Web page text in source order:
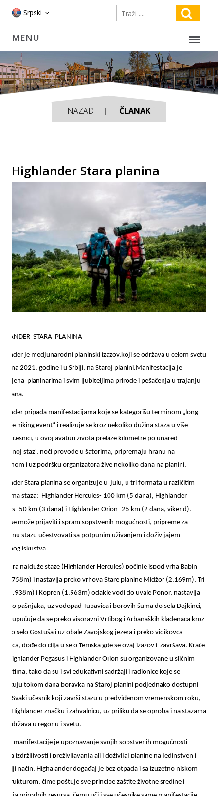
Srpski
NAZAD ČLANAK
Highlander Stara planina
STARA PLANINA
je medjunarodni planinski izazov,koji se održava u celom svetu
juna 2021. godine i u Srbiji, na Staroj planini.Manifestacija je
planinarima i svim ljubiteljima prirode i pešačenja u trajanju
dana.
pripada manifestacijama koje se kategorišu terminom „long-
hiking event“ i realizuje se kroz nekoliko dužina staza u više
u ovoj avaturi života prelaze kilometre po unared
stazi, noći provode u šatorima, pripremaju hranu na
i uz podršku organizatora žive nekoliko dana na planini.
Stara planina se organizuje u julu, u tri formata u različitim
staza: Highlander Hercules- 100 km (5 dana), Highlander
50 km (3 dana) i Highlander Orion- 25 km (2 dana, vikend).
se može prijaviti i spram sopstvenih mogućnosti, pripreme za
stazu učestvovati sa potpunim uživanjem i doživljajem
iskustva.
najduže staze (Highlander Hercules) počinje ispod vrha Babin
(1.758m) i nastavlja preko vrhova Stare planine Midžor (2.169m), Tri
(1.938m) i Kopren (1.963m) odakle vodi do uvale Ponor, nastavlja
pašnjaka, uz vodopad Tupavica i borovih šuma do sela Dojkinci,
upućuje da se preko visoravni Vrtibog i Arbanaških kladenaca kroz
selo Gostuša i uz obale Zavojskog jezera i preko vidikovca
dođe do cilja u selo Temska gde se ovaj izazov i završava. Kraće
Highlander Pegasus i Highlander Orion su organizovane u sličnim
tako da su i svi edukativni sadržaji i radionice koje se
tokom dana boravka na Staroj planini podjednako dostupni
Svaki učesnik koji završi stazu u predviđenom vremenskom roku,
Highlander značku i zahvalnicu, uz priliku da se oproba i na stazama
država u regonu i svetu.
ove manifestacije je upoznavanje svojih sopstvenih mogućnosti
izdržljivosti i preživljavanja ali i doživljaj planine na jedinstven i
način. Highalander događaj je bez otpada i sa izuzetno niskom
čime poštuje sve principe zaštite životne sredine i